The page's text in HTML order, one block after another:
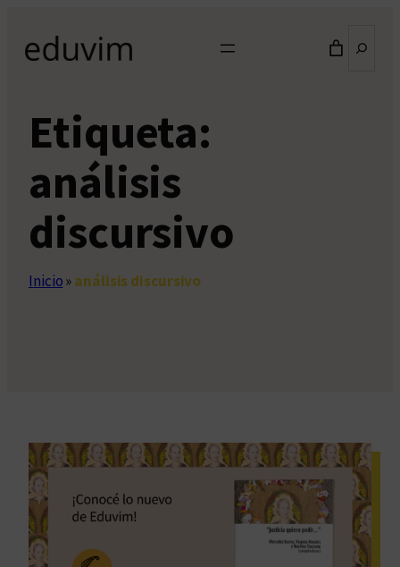
contenido
Etiqueta:
análisis
discursivo
Inicio»análisis discursivo